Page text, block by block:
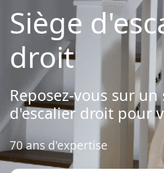
Siège
droit
Reposez-vous sur un
d'escalier droit pour
70 ans d'expertise